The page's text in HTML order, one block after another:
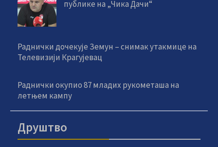
публике на „Чика Дачи“
Раднички дочекује Земун – снимак утакмице на
Телевизији Крагујевац
Раднички окупио 87 младих рукометаша на
летњем кампу
Друштво